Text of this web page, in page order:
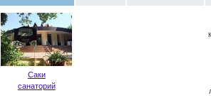
Саки
санаторий